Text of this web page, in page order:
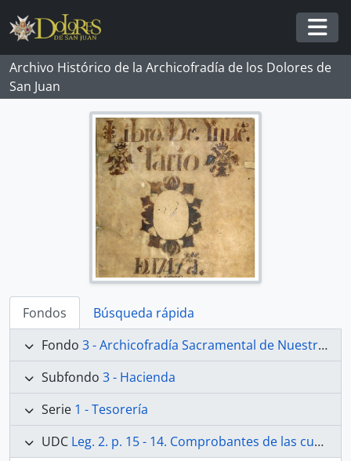
Skip to main content
Archivo Histórico de la Archicofradía de los Dolores de
San Juan
Fondos
Búsqueda rápida
Fondo 3 - Archicofradía Sacramental de Nuestra Señora de los Dolores
Subfondo 3 - Hacienda
Serie 1 - Tesorería
UDC Leg. 2. p. 15 - 14. Comprobantes de las cuentas generales de Abril de 1847 a 31 de Marzo de 1851. Sentadas en el libro 1º. Existe además una cuenta total en la carpeta respectiva. No existen comprobantes de las cuentas generales de 1º de Abril 51 al 30 de Marzo 1853, sentadas en el libro 1º. Existe en carpeta, de gastos de culto, cuenta de 1847 al 51.